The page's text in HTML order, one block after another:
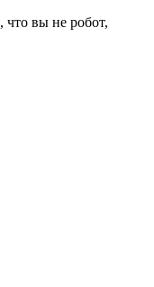
что вы не робот,